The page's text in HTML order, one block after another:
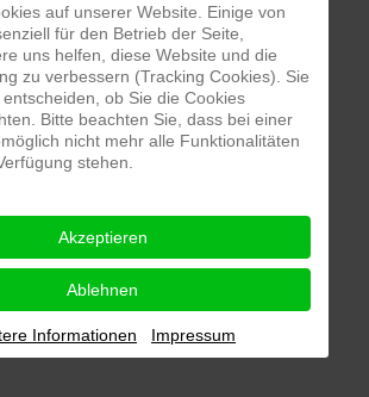
auf unserer Website. Einige von
für den Betrieb der Seite,
uns helfen, diese Website und die
zu verbessern (Tracking Cookies). Sie
ob Sie die Cookies
Bitte beachten Sie, dass bei einer
nicht mehr alle Funktionalitäten
stehen.
Akzeptieren
Ablehnen
Informationen Impressum